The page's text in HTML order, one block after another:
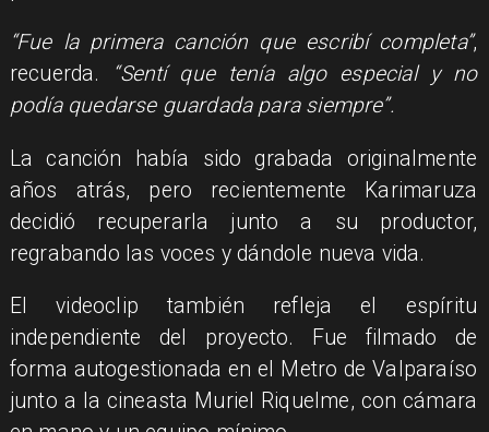
“Fue la primera canción que escribí completa”,
recuerda.
“Sentí que tenía algo especial y no
podía quedarse guardada para siempre”.
La canción había sido grabada originalmente
años atrás, pero recientemente Karimaruza
decidió recuperarla junto a su productor,
regrabando las voces y dándole nueva vida.
El videoclip también refleja el espíritu
independiente del proyecto. Fue filmado de
forma autogestionada en el Metro de Valparaíso
junto a la cineasta Muriel Riquelme, con cámara